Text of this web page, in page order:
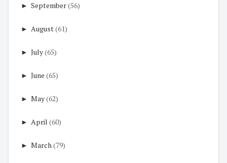
► September(56)
► August(61)
► July(65)
► June (65)
► May(62)
► April (60)
► March(79)